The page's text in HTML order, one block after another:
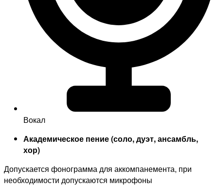
Вокал
Академическое пение (соло, дуэт, ансамбль,
хор)
Допускается фонограмма для аккомпанемента, при
необходимости допускаются микрофоны